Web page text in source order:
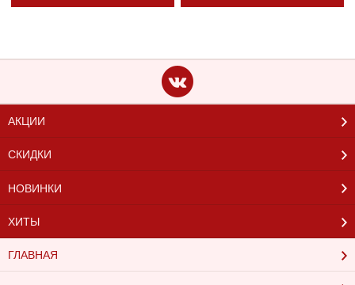
АКЦИИ
СКИДКИ
НОВИНКИ
ХИТЫ
ГЛАВНАЯ